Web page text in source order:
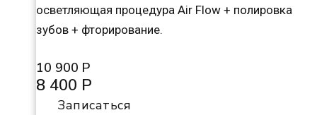
осветляющая процедура Air Flow + полировка
зубов + фторирование.
10 900 Р
8 400 Р
Записаться